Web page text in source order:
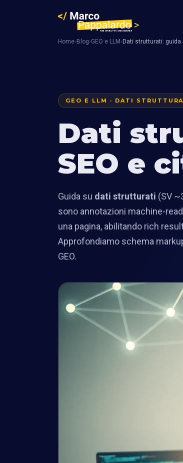
Home› Blog›GEO e LLM › Dati strutturati: guida
GEO E LLM · DATI
Dati
SEO e
Guida su dati strutturati (SV
sono annotazioni machine-
una pagina, abilitando rich
Approfondiamo schema
GEO.